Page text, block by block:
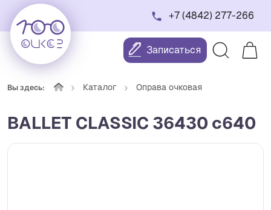
+7 (4842) 277-266
Записаться
Вы здесь: Каталог Оправа очковая
BALLET CLASSIC 36430 c640